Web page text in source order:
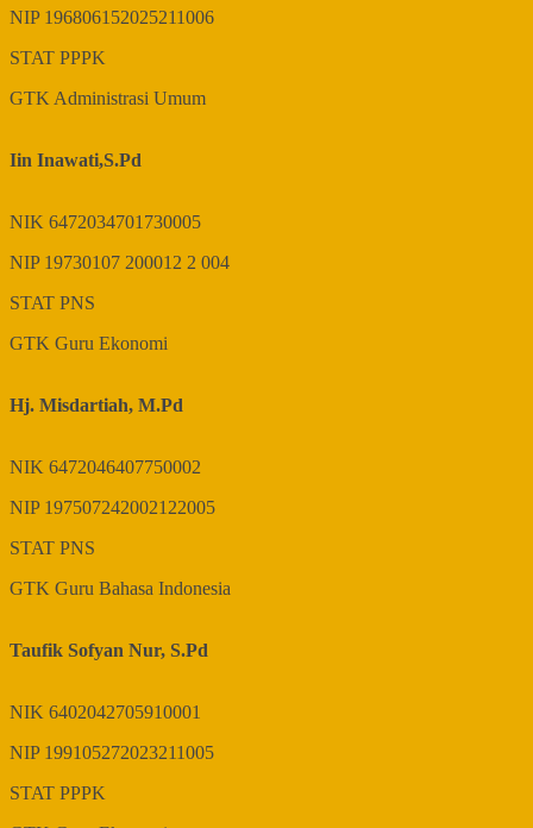
NIP 196806152025211006
STAT PPPK
GTK Administrasi Umum
Iin Inawati,S.Pd
NIK 6472034701730005
NIP 19730107 200012 2 004
STAT PNS
GTK Guru Ekonomi
Hj. Misdartiah, M.Pd
NIK 6472046407750002
NIP 197507242002122005
STAT PNS
GTK Guru Bahasa Indonesia
Taufik Sofyan Nur, S.Pd
NIK 6402042705910001
NIP 199105272023211005
STAT PPPK